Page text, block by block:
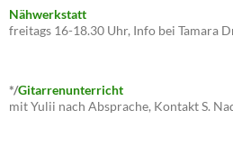
Nähwerkstatt
freitags 16-18.30 Uhr, Info bei Tamara
*/Gitarrenunterricht
mit Yulii nach Absprache, Kontakt S.